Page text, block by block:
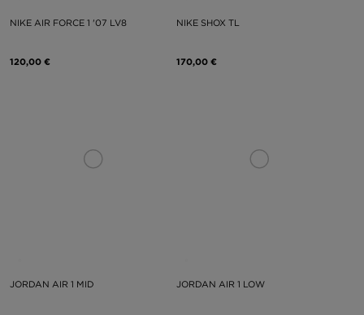
NIKE AIR FORCE 1 '07 LV8
120,00 €
NIKE SHOX TL
170,00 €
JORDAN AIR 1 MID JORDAN AIR 1 LOW